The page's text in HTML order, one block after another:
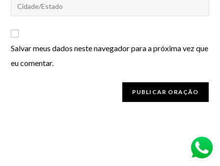
Salvar meus dados neste navegador para a próxima vez que
eu comentar.